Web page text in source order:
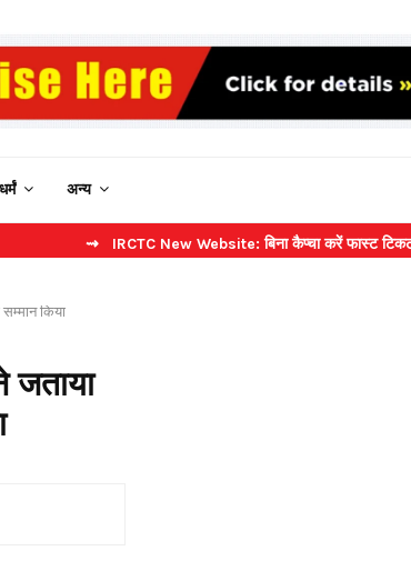
धर्मं अन्य
⇝ IRCTC New Website: बिना कैप्चा करें फास्ट टिकट बुकिंग
किया
जताया